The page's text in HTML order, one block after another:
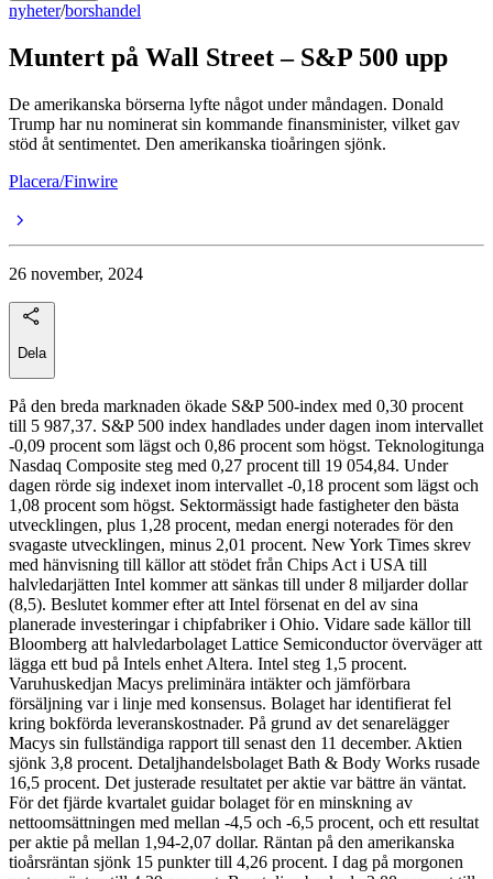
nyheter/borshandel
Muntert på Wall Street – S&P 500 upp
De amerikanska börserna lyfte något under måndagen. Donald
Trump har nu nominerat sin kommande finansminister, vilket gav
stöd åt sentimentet. Den amerikanska tioåringen sjönk.
Placera/Finwire
26 november, 2024
Dela
På den breda marknaden ökade S&P 500-index med 0,30 procent
till 5 987,37. S&P 500 index handlades under dagen inom intervallet
-0,09 procent som lägst och 0,86 procent som högst. Teknologitunga
Nasdaq Composite steg med 0,27 procent till 19 054,84. Under
dagen rörde sig indexet inom intervallet -0,18 procent som lägst och
1,08 procent som högst. Sektormässigt hade fastigheter den bästa
utvecklingen, plus 1,28 procent, medan energi noterades för den
svagaste utvecklingen, minus 2,01 procent. New York Times skrev
med hänvisning till källor att stödet från Chips Act i USA till
halvledarjätten Intel kommer att sänkas till under 8 miljarder dollar
(8,5). Beslutet kommer efter att Intel försenat en del av sina
planerade investeringar i chipfabriker i Ohio. Vidare sade källor till
Bloomberg att halvledarbolaget Lattice Semiconductor överväger att
lägga ett bud på Intels enhet Altera. Intel steg 1,5 procent.
Varuhuskedjan Macys preliminära intäkter och jämförbara
försäljning var i linje med konsensus. Bolaget har identifierat fel
kring bokförda leveranskostnader. På grund av det senarelägger
Macys sin fullständiga rapport till senast den 11 december. Aktien
sjönk 3,8 procent. Detaljhandelsbolaget Bath & Body Works rusade
16,5 procent. Det justerade resultatet per aktie var bättre än väntat.
För det fjärde kvartalet guidar bolaget för en minskning av
nettoomsättningen med mellan -4,5 och -6,5 procent, och ett resultat
per aktie på mellan 1,94-2,07 dollar. Räntan på den amerikanska
tioårsräntan sjönk 15 punkter till 4,26 procent. I dag på morgonen